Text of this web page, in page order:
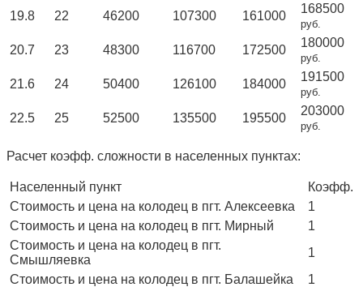
19.8 22 46200 107300 161000
168500
руб.
20.7 23 48300 116700 172500
180000
руб.
21.6 24 50400 126100 184000
191500
руб.
22.5 25 52500 135500 195500
203000
руб.
Расчет коэфф. сложности в населенных пунктах:
Населенный пункт
Коэфф.
Стоимость и цена на колодец в пгт. Алексеевка
1
Стоимость и цена на колодец в пгт. Мирный
1
Стоимость и цена на колодец в пгт.
Смышляевка
1
Стоимость и цена на колодец в пгт. Балашейка
1